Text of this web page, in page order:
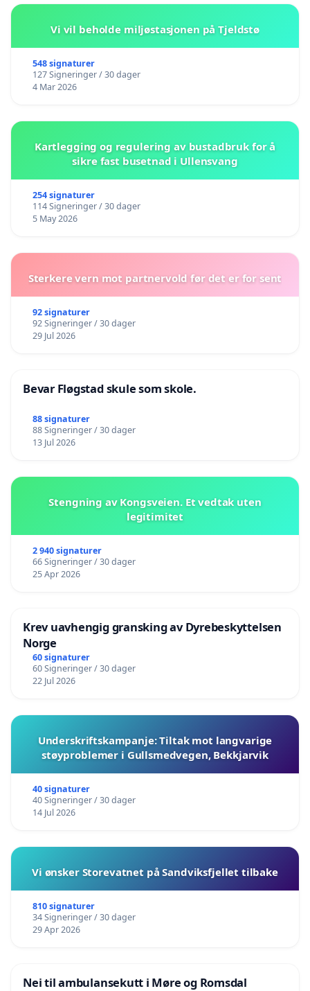
Vi vil beholde miljøstasjonen på Tjeldstø
548 signaturer
127 Signeringer / 30 dager
4 Mar 2026
Kartlegging og regulering av bustadbruk for å
sikre fast busetnad i Ullensvang
254 signaturer
114 Signeringer / 30 dager
5 May 2026
Sterkere vern mot partnervold før det er for sent
92 signaturer
92 Signeringer / 30 dager
29 Jul 2026
Bevar Fløgstad skule som skole.
88 signaturer
88 Signeringer / 30 dager
13 Jul 2026
Stengning av Kongsveien. Et vedtak uten
legitimitet
2 940 signaturer
66 Signeringer / 30 dager
25 Apr 2026
Krev uavhengig gransking av Dyrebeskyttelsen
Norge
60 signaturer
60 Signeringer / 30 dager
22 Jul 2026
Underskriftskampanje: Tiltak mot langvarige
støyproblemer i Gullsmedvegen, Bekkjarvik
40 signaturer
40 Signeringer / 30 dager
14 Jul 2026
Vi ønsker Storevatnet på Sandviksfjellet tilbake
810 signaturer
34 Signeringer / 30 dager
29 Apr 2026
Nei til ambulansekutt i Møre og Romsdal